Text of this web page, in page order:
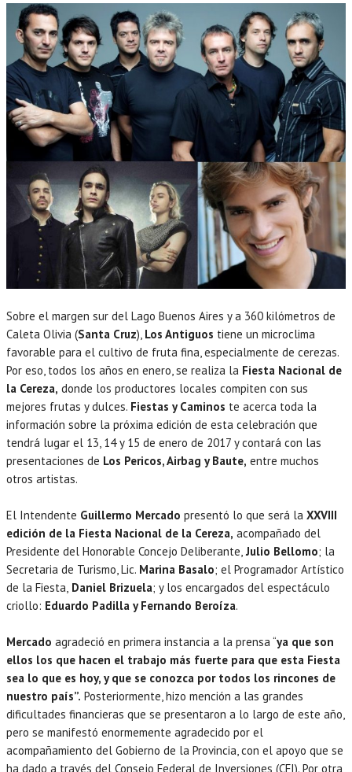
Sobre el margen sur del Lago Buenos Aires y a 360 kilómetros de
Caleta Olivia (Santa Cruz), Los Antiguos tiene un microclima
favorable para el cultivo de fruta fina, especialmente de cerezas.
Por eso, todos los años en enero, se realiza la Fiesta Nacional de
la Cereza, donde los productores locales compiten con sus
mejores frutas y dulces. Fiestas y Caminos te acerca toda la
información sobre la próxima edición de esta celebración que
tendrá lugar el 13, 14 y 15 de enero de 2017 y contará con las
presentaciones de Los Pericos, Airbag y Baute, entre muchos
otros artistas.
El Intendente Guillermo Mercado presentó lo que será la XXVIII
edición de la Fiesta Nacional de la Cereza, acompañado del
Presidente del Honorable Concejo Deliberante,Julio Bellomo; la
Secretaria de Turismo, Lic. Marina Basalo; el Programador Artístico
de la Fiesta, Daniel Brizuela; y los encargados del espectáculo
criollo: Eduardo Padilla y Fernando Beroíza.
Mercado agradeció en primera instancia a la prensa “ya que son
ellos los que hacen el trabajo más fuerte para que esta Fiesta
sea lo que es hoy, y que se conozca por todos los rincones de
nuestro país”. Posteriormente, hizo mención a las grandes
dificultades financieras que se presentaron a lo largo de este año,
pero se manifestó enormemente agradecido por el
acompañamiento del Gobierno de la Provincia, con el apoyo que se
ha dado a través del Consejo Federal de Inversiones (CFI). Por otra